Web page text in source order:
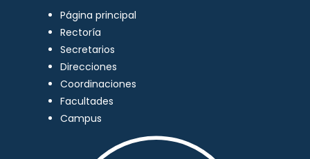
Página principal
Rectoría
Secretarios
Direcciones
Coordinaciones
Facultades
Campus